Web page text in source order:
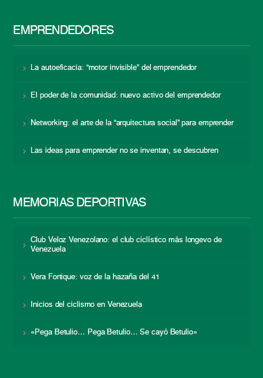
EMPRENDEDORES
La autoeficacia: “motor invisible” del emprendedor
El poder de la comunidad: nuevo activo del emprendedor
Networking: el arte de la “arquitectura social” para emprender
Las ideas para emprender no se inventan, se descubren
MEMORIAS DEPORTIVAS
Club Veloz Venezolano: el club ciclístico más longevo de
Venezuela
Vera Fortique: voz de la hazaña del 41
Inicios del ciclismo en Venezuela
«Pega Betulio… Pega Betulio… Se cayó Betulio»